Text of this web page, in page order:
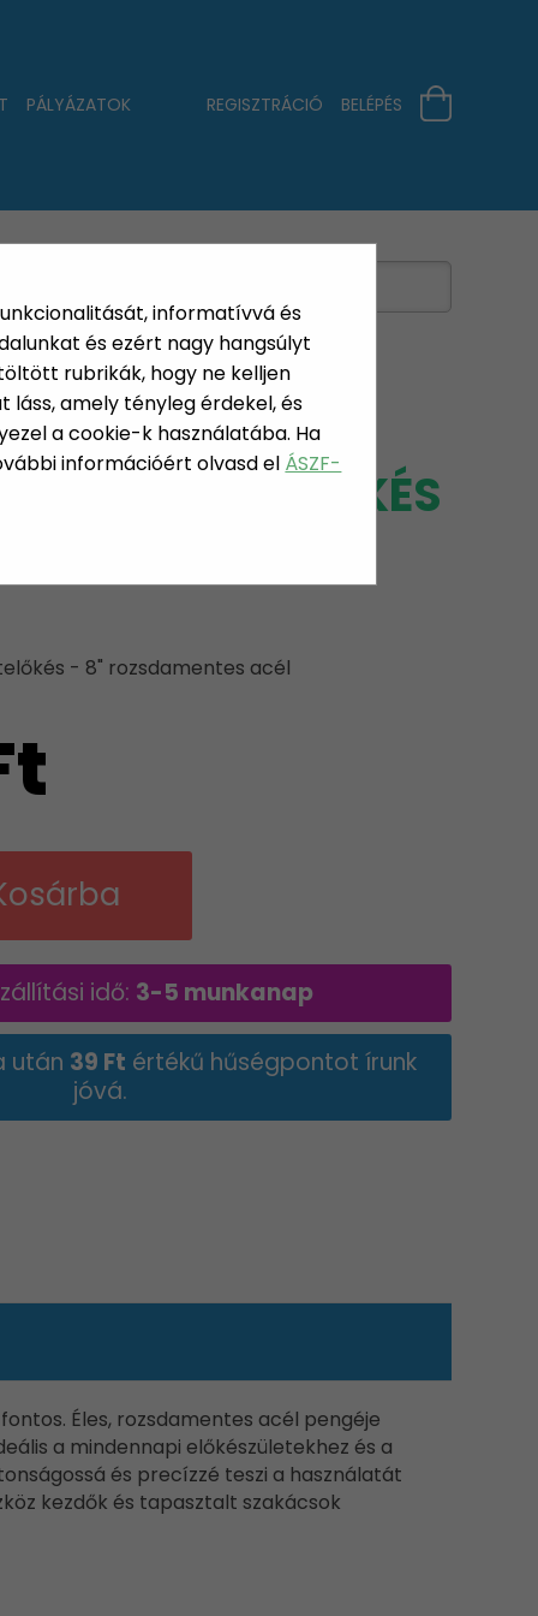
informatívvá és
és ezért nagy hangsúlyt
rubrikák, hogy ne kelljen
amely tényleg érdekel, és
a cookie-k használatába. Ha
információért olvasd el ÁSZF-
PÁLYÁZATOK REGISZTRÁCIÓ BELÉPÉS
SZELETELŐKÉS
- 8" rozsdamentes acél
idő: 3-5 munkanap
után 39 Ft értékű hűségpontot írunk
jóvá.
Éles, rozsdamentes acél pengéje
a mindennapi előkészületekhez és a
és precízzé teszi a használatát
kezdők és tapasztalt szakácsok